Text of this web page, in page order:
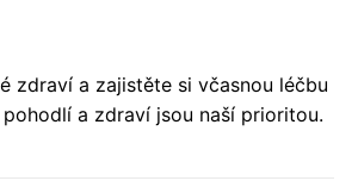
zdraví a zajistěte si včasnou léčbu
pohodlí a zdraví jsou naší prioritou.